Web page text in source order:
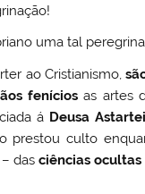
uma tal
ao Cristianismo,
fenícios as artes
á Deusa
prestou culto
– dasciências ocultas